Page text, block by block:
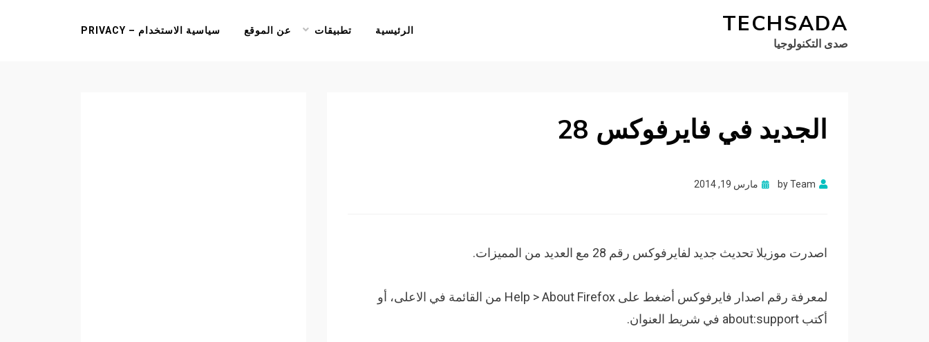
TECHSADA
صدى التكنولوجيا
الرئيسية تطبيقات عن الموقع سياسية الاستخدام – PRIVACY
الجديد في فايرفوكس 28
byTeam
Posted
مارس 19, 2014
اصدرت موزيلا تحديث جديد لفايرفوكس رقم 28 مع العديد من المميزات.
لمعرفة رقم اصدار فايرفوكس أضغط على Help > About Firefox من القائمة في الاعلى، أو
أكتب about:support في شريط العنوان.